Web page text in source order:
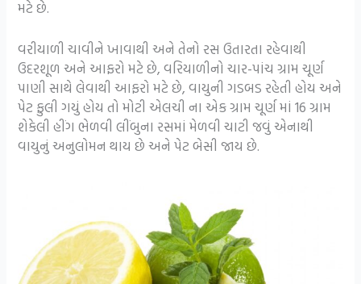
મટે છે.
વરીયાળી ચાવીને ખાવાથી અને તેનો રસ ઉતારતા રહેવાથી
ઉદરશૂળ અને આફરો મટે છે, વરિયાળીનો ચાર-પાંચ ગ્રામ ચૂર્ણ
પાણી સાથે લેવાથી આફરો મટે છે, વાયુની ગડબડ રહેતી હોય અને
પેટ ફુલી ગયું હોય તો મોટી એલચી ના એક ગ્રામ ચૂર્ણ માં 16 ગ્રામ
શેકેલી હીંગ ભેળવી લીંબુના રસમાં મેળવી ચાટી જવું એનાથી
વાયુનું અનુલોમન થાય છે અને પેટ બેસી જાય છે.